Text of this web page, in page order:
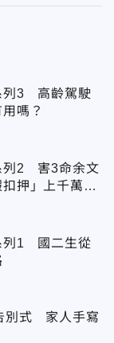
列3 高齡駕駛
嗎？
列2 害3命余文
押」上千萬財
列1 國二生從
別式 家人手寫